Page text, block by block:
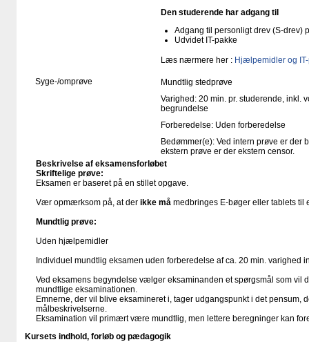
Den studerende har adgang til
Adgang til personligt drev (S-drev)
Udvidet IT-pakke
Læs nærmere her : Hjælpemidler og
Syge-/omprøve
Mundtlig stedprøve
Varighed: 20 min. pr. studerende, inkl.
begrundelse
Forberedelse: Uden forberedelse
Bedømmer(e): Ved intern prøve er der
ekstern prøve er der ekstern censor.
Beskrivelse af eksamensforløbet
Skriftelige prøve:
Eksamen er baseret på en stillet opgave.
Vær opmærksom på, at der ikke må medbringes E-bøger eller tablets til
Mundtlig prøve:
Uden hjælpemidler
Individuel mundtlig eksamen uden forberedelse af ca. 20 min. varighed
Ved eksamens begyndelse vælger eksaminanden et spørgsmål som vil
mundtlige eksaminationen.
Emnerne, der vil blive eksamineret i, tager udgangspunkt i det pensum,
målbeskrivelserne.
Eksamination vil primært være mundtlig, men lettere beregninger kan
Kursets indhold, forløb og pædagogik